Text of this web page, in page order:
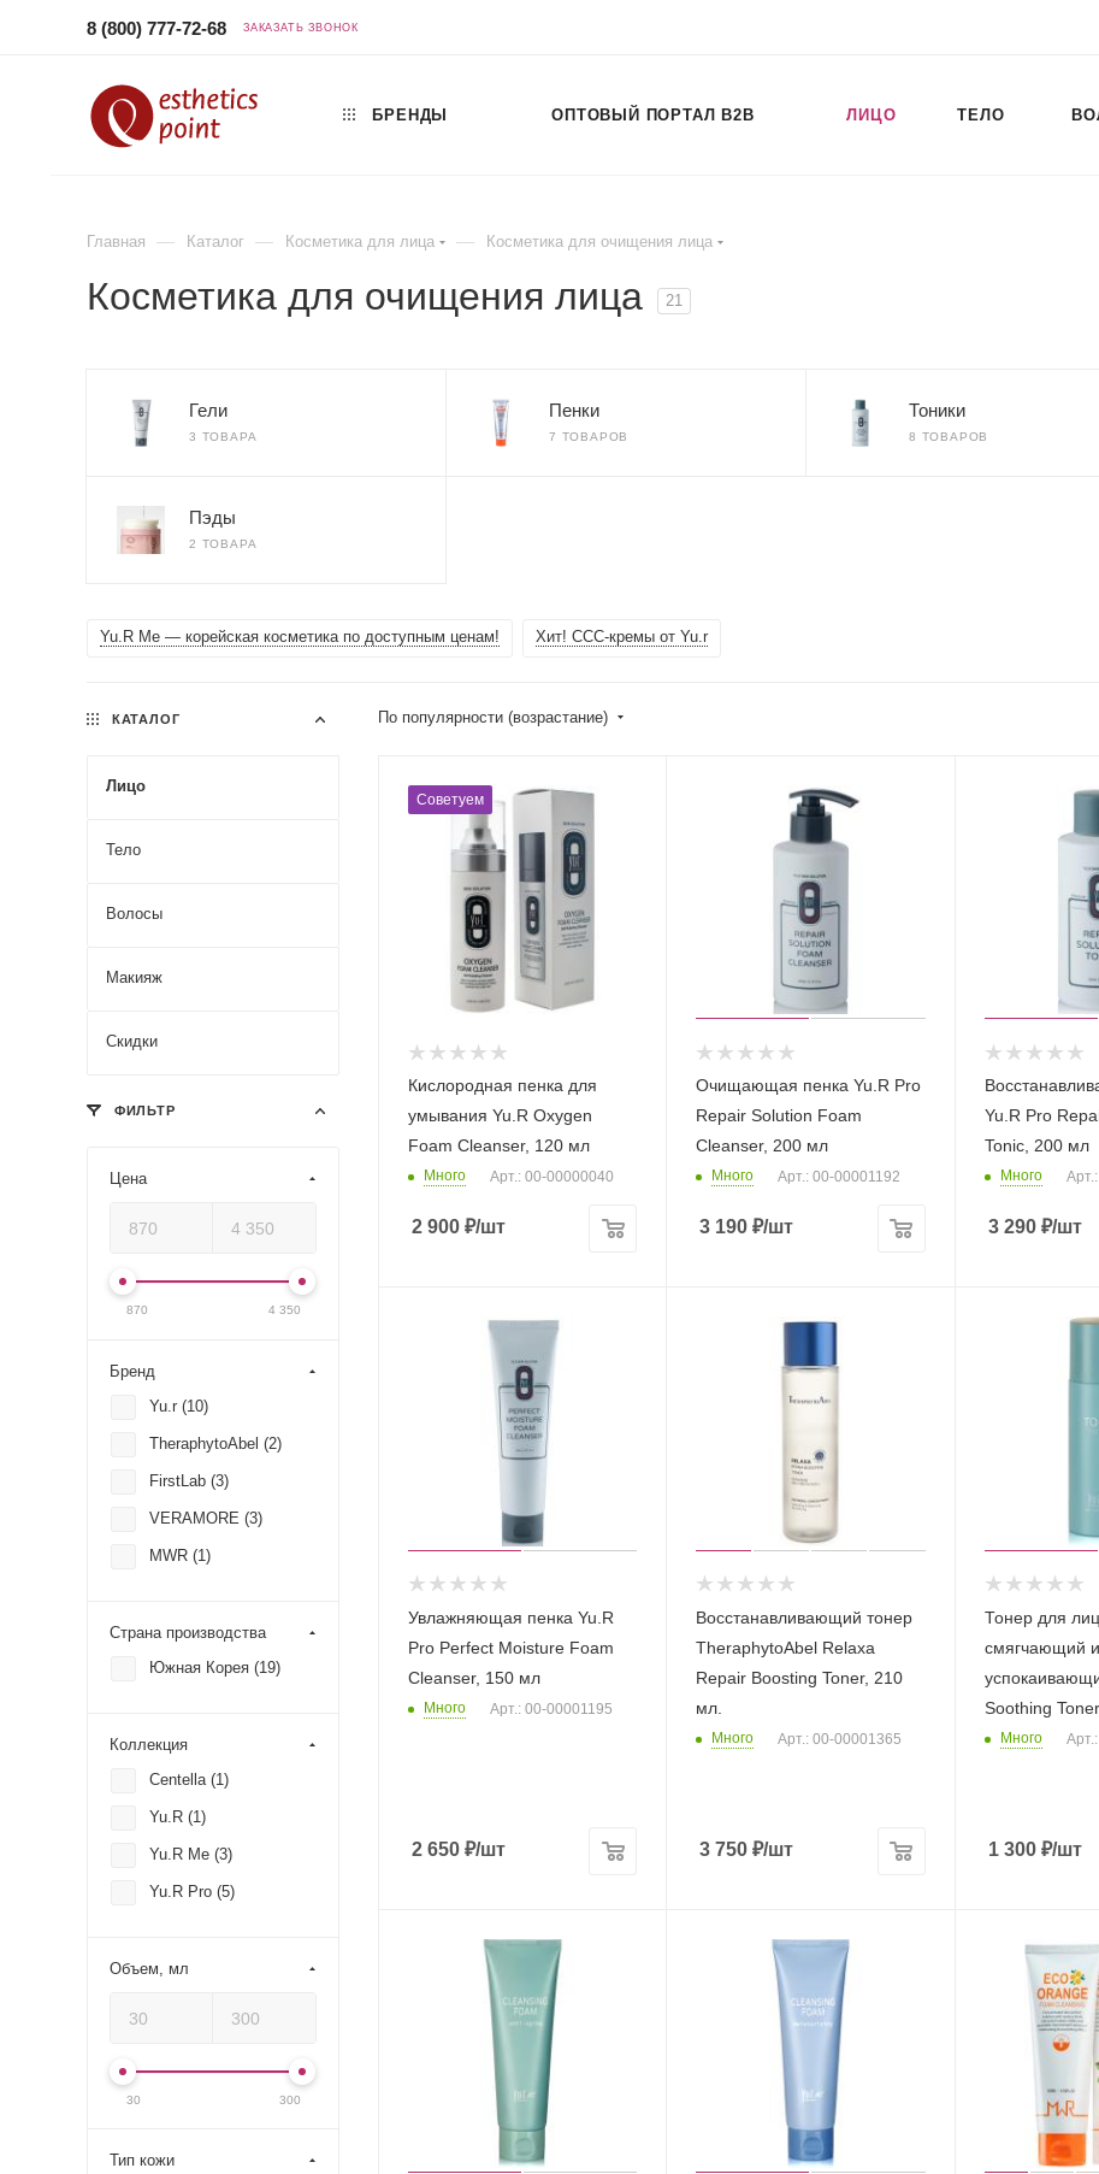
8 (800) 777-72-68 ЗАКАЗАТЬ ЗВОНОК
БРЕНДЫ ОПТОВЫЙ ПОРТАЛ B2B ЛИЦО ТЕЛО
Главная — Каталог — Косметика для лица — Косметика для очищения лица
Косметика для очищения лица 21
Гели
3 ТОВАРА
Пенки
7 ТОВАРОВ
Тоники
8 ТОВАРОВ
Пэды
2 ТОВАРА
Yu.R Me — корейская косметика по доступным ценам! Хит! ССС-кремы от Yu.r
По популярности (возрастание)
Советуем
Кислородная пенка для
умывания Yu.R Oxygen
Foam Cleanser, 120 мл
Много Арт.: 00-00000040
2 900 ₽/шт
Очищающая пенка Yu.R Pro
Repair Solution Foam
Cleanser, 200 мл
Много Арт.: 00-00001192
3 190 ₽/шт
Yu.R Pro
Tonic, 200 мл
Много
3 290₽/шт
Увлажняющая пенка Yu.R
Pro Perfect Moisture Foam
Cleanser, 150 мл
Много Арт.: 00-00001195
2 650 ₽/шт
Восстанавливающий тонер
TheraphytoAbel Relaxa
Repair Boosting Toner, 210
мл.
Много Арт.: 00-00001365
3 750 ₽/шт
Тонер для
смягчающий и
Soothing
Много
1 300₽/шт
КАТАЛОГ
Лицо
Тело
Волосы
Макияж
Скидки
ФИЛЬТР
Цена
870 4 350
Бренд
Yu.r (10)
TheraphytoAbel (2)
FirstLab (3)
VERAMORE (3)
MWR (1)
Страна производства
Южная Корея (19)
Коллекция
Centella (1)
Yu.R (1)
Yu.R Me (3)
Yu.R Pro (5)
Объем, мл
30 300
Тип кожи